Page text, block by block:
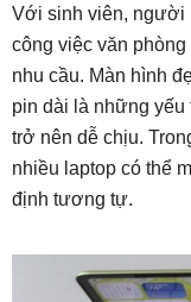
Với sinh viên, người
công việc văn
nhu cầu. Màn hình
pin dài là những yếu
trở nên dễ chịu.
nhiều laptop có thể
định tương tự.